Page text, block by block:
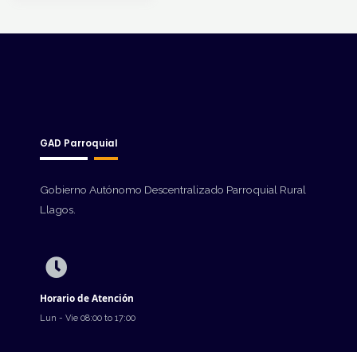
GAD Parroquial
Gobierno Autónomo Descentralizado Parroquial Rural
Llagos.
Horario de Atención
Lun - Vie 08:00 to 17:00